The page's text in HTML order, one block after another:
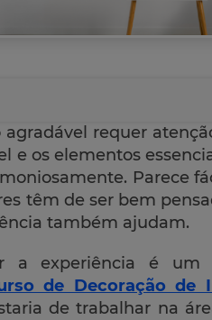
agradável requer
e os elementos
Parece
têm de ser bem
também ajudam.
a experiência é um
de Decoração de
de trabalhar na